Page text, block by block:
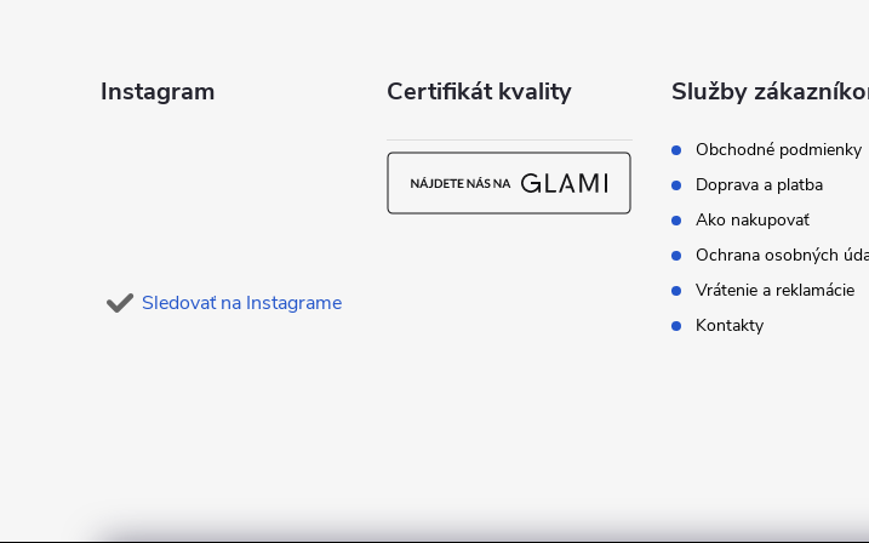
Instagram
Sledovať na Instagrame
Certifikát kvality Služby
Obchodné podmienky
Doprava a platba
Ako nakupovať
Ochrana osobných
Vrátenie a reklamácie
Kontakty